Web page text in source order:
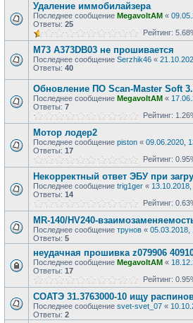
Удаление иммобилайзера
Последнее сообщение MegavoltAM «
Ответы: 25
Рейтинг:
М73 A373DB03 не прошивается
Последнее сообщение Serzhik46 «
Ответы: 40
Обновление ПО Scan-Master Soft
Последнее сообщение MegavoltAM «
Ответы: 7
Рейтинг:
Мотор лодер2
Последнее сообщение piston « 09.06.2020,
Ответы: 17
Рейтинг:
Некорректный ответ ЭБУ при
Последнее сообщение trig1ger «
Ответы: 14
Рейтинг:
MR-140/HV240-
Последнее сообщение трунов « 05.03.2018,
Ответы: 5
неудачная прошивка z079906
Последнее сообщение MegavoltAM «
Ответы: 17
Рейтинг:
СОАТЭ 31.3763000-10 ищу
Последнее сообщение svet-svet_07 «
Ответы: 2